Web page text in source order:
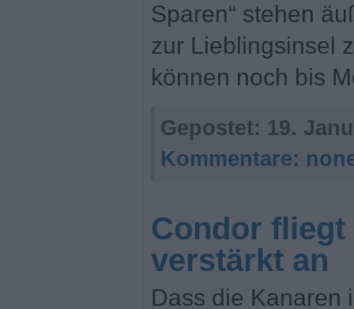
Sparen“ stehen
zur Lieblingsinsel
können noch bis
Gepostet: 19.
Kommentare:
Condor fliegt
verstärkt an
Dass die Kanaren